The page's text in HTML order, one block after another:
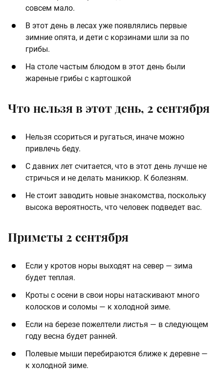
совсем мало.
В этот день в лесах уже появлялись первые
зимние опята, и дети с корзинами шли за по
грибы.
На столе частым блюдом в этот день были
жареные грибы с картошкой
Что нельзя в этот день, 2 сентября
Нельзя ссориться и ругаться, иначе можно
привлечь беду.
С давних лет считается, что в этот день лучше не
стричься и не делать маникюр. К болезням.
Не стоит заводить новые знакомства, поскольку
высока вероятность, что человек подведет вас.
Приметы 2 сентября
Если у кротов норы выходят на север — зима
будет теплая.
Кроты с осени в свои норы натаскивают много
колосков и соломы — к холодной зиме.
Если на березе пожелтели листья — в следующем
году весна будет ранней.
Полевые мыши перебираются ближе к деревне —
к холодной зиме.